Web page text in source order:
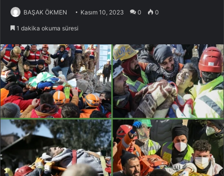
BAŞAK ÖKMEN Kasım 10, 2023 0 0
1 dakika okuma süresi